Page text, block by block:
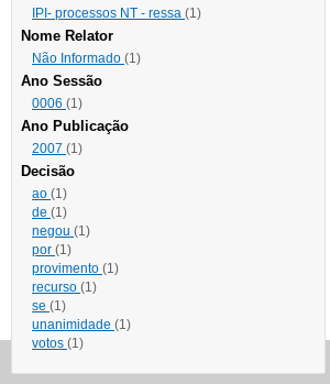
IPI- processos NT - ressa (1)
Nome Relator
Não Informado (1)
Ano Sessão
0006 (1)
Ano Publicação
2007 (1)
Decisão
ao (1)
de (1)
negou (1)
por (1)
provimento (1)
recurso (1)
se (1)
unanimidade (1)
votos (1)